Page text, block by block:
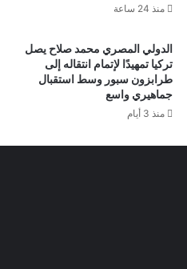
منذ 24 ساعة
الدولي المصري محمد صلاح يصل
تركيا تمهيدًا لإتمام انتقاله إلى
طرابزون سبور وسط استقبال
جماهيري واسع
منذ 3 أيام